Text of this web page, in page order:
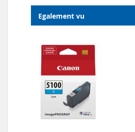
Egalement vu